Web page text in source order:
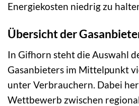
Energiekosten niedrig zu
Übersicht der
In Gifhorn steht die Auswahl
Gasanbieters im Mittelpunkt
unter Verbrauchern. Dabei
Wettbewerb zwischen